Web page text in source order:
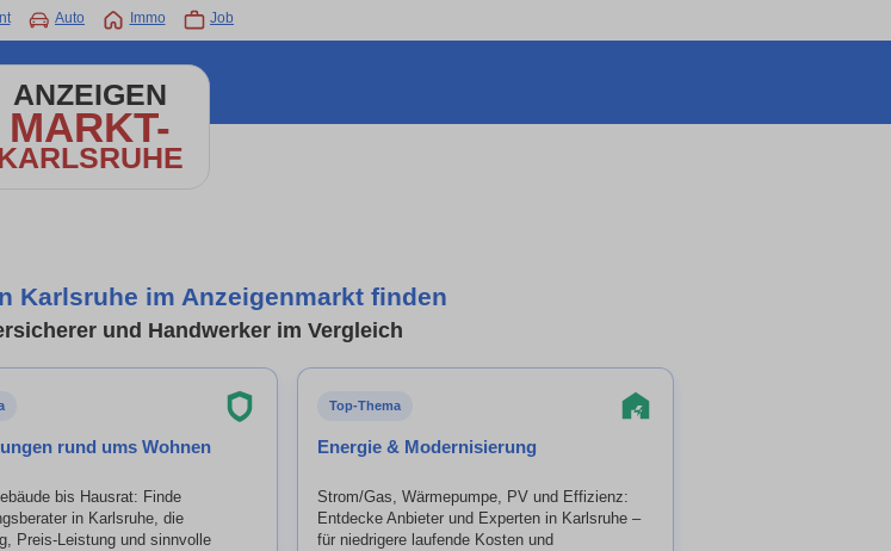
Auto Immo Job
ANZEIGEN
MARKT-
Karlsruhe im Anzeigenmarkt finden
und Handwerker im Vergleich
rund ums Wohnen
bis Hausrat: Finde
in Karlsruhe, die
Preis-Leistung und sinnvolle
Top-Thema
Energie & Modernisierung
Strom/Gas, Wärmepumpe, PV und Effizienz:
Entdecke Anbieter und Experten in Karlsruhe –
für niedrigere laufende Kosten und